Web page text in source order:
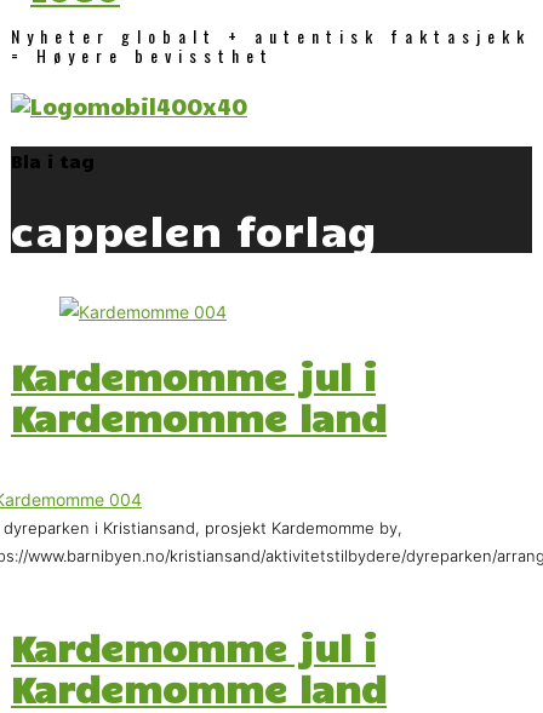
Nyheter globalt + autentisk faktasjekk
= Høyere bevissthet
Bla i tag
cappelen forlag
Kardemomme jul i
Kardemomme land
dyreparken i Kristiansand, prosjekt Kardemomme by,
www.barnibyen.no/kristiansand/aktivitetstilbydere/dyreparken/
Kardemomme jul i
Kardemomme land